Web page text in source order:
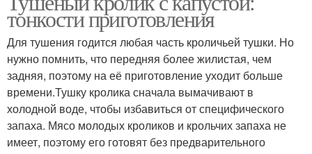
тонкости приготовления
Для тушения годится любая часть кроличьей тушки. Но
нужно помнить, что передняя более жилистая, чем
задняя, поэтому на её приготовление уходит больше
времени.Тушку кролика сначала вымачивают в
холодной воде, чтобы избавиться от специфического
запаха. Мясо молодых кроликов и крольчих запаха не
имеет, поэтому его готовят без предварительного